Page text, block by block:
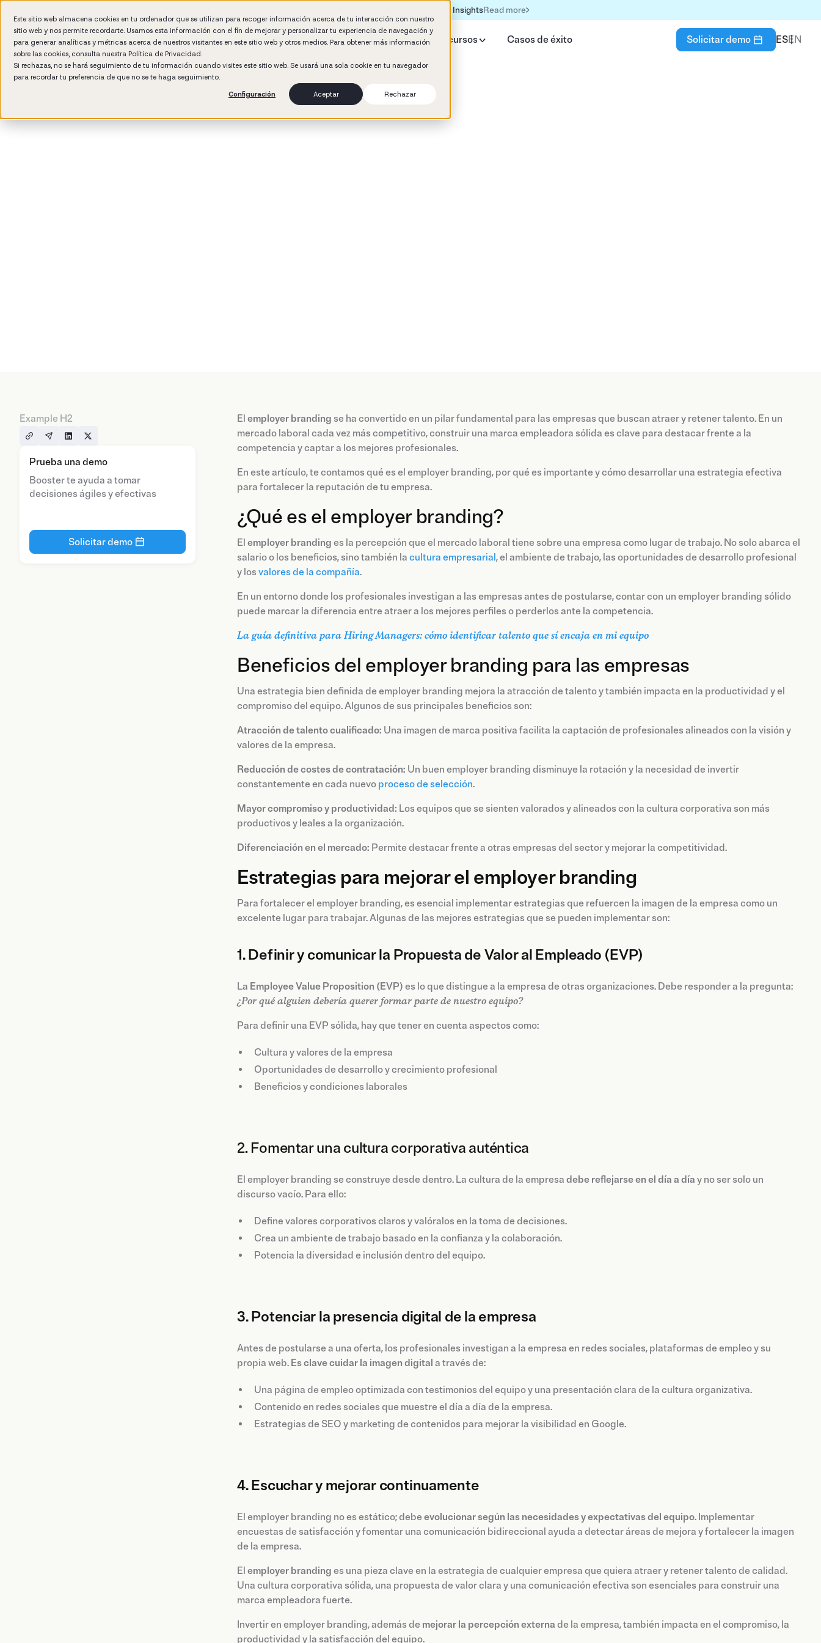
Este sitio web almacena cookies en tu ordenador que se utilizan para recoger información acerca de tu interacción con nuestro
sitio web y nos permite recordarte. Usamos esta información con el fin de mejorar y personalizar tu experiencia de navegación y
para generar analíticas y métricas acerca de nuestros visitantes en este sitio web y otros medios. Para obtener más información
sobre las cookies, consulta nuestra Política de Privacidad.
Si rechazas, no se hará seguimiento de tu información cuando visites este sitio web. Se usará una sola cookie en tu navegador
para recordar tu preferencia de que no se te haga seguimiento.
Configuración
Aceptar Rechazar
Formación IA para empresas | Booster AI InsightsRead more
Por qué Booster IA HR Estudio Recursos Casos de éxito Solicitar demo ESEN
Example H2
Prueba una demo
Booster te ayuda a tomar
decisiones ágiles y efectivas
Solicitar demo
El employer branding se ha convertido en un pilar fundamental para las empresas que buscan atraer y retener talento. En un
mercado laboral cada vez más competitivo, construir una marca empleadora sólida es clave para destacar frente a la
competencia y captar a los mejores profesionales.
En este artículo, te contamos qué es el employer branding, por qué es importante y cómo desarrollar una estrategia efectiva
para fortalecer la reputación de tu empresa.
¿Qué es el employer branding?
El employer branding es la percepción que el mercado laboral tiene sobre una empresa como lugar de trabajo. No solo abarca el
salario o los beneficios, sino también la cultura empresarial, el ambiente de trabajo, las oportunidades de desarrollo profesional
y los valores de la compañía.
En un entorno donde los profesionales investigan a las empresas antes de postularse, contar con un employer branding sólido
puede marcar la diferencia entre atraer a los mejores perfiles o perderlos ante la competencia.
La guía definitiva para Hiring Managers: cómo identificar talento que sí encaja en mi equipo
Beneficios del employer branding para las empresas
Una estrategia bien definida de employer branding mejora la atracción de talento y también impacta en la productividad y el
compromiso del equipo. Algunos de sus principales beneficios son:
Atracción de talento cualificado: Una imagen de marca positiva facilita la captación de profesionales alineados con la visión y
valores de la empresa.
Reducción de costes de contratación: Un buen employer branding disminuye la rotación y la necesidad de invertir
constantemente en cada nuevo proceso de selección.
Mayor compromiso y productividad: Los equipos que se sienten valorados y alineados con la cultura corporativa son más
productivos y leales a la organización.
Diferenciación en el mercado: Permite destacar frente a otras empresas del sector y mejorar la competitividad.
Estrategias para mejorar el employer branding
Para fortalecer el employer branding, es esencial implementar estrategias que refuercen la imagen de la empresa como un
excelente lugar para trabajar. Algunas de las mejores estrategias que se pueden implementar son:
1. Definir y comunicar la Propuesta de Valor al Empleado (EVP)
La Employee Value Proposition (EVP) es lo que distingue a la empresa de otras organizaciones. Debe responder a la pregunta:
¿Por qué alguien debería querer formar parte de nuestro equipo?
Para definir una EVP sólida, hay que tener en cuenta aspectos como:
Cultura y valores de la empresa
Oportunidades de desarrollo y crecimiento profesional
Beneficios y condiciones laborales
2. Fomentar una cultura corporativa auténtica
El employer branding se construye desde dentro. La cultura de la empresa debe reflejarse en el día a día y no ser solo un
discurso vacío. Para ello:
Define valores corporativos claros y valóralos en la toma de decisiones.
Crea un ambiente de trabajo basado en la confianza y la colaboración.
Potencia la diversidad e inclusión dentro del equipo.
3. Potenciar la presencia digital de la empresa
Antes de postularse a una oferta, los profesionales investigan a la empresa en redes sociales, plataformas de empleo y su
propia web. Es clave cuidar la imagen digital a través de:
Una página de empleo optimizada con testimonios del equipo y una presentación clara de la cultura organizativa.
Contenido en redes sociales que muestre el día a día de la empresa.
Estrategias de SEO y marketing de contenidos para mejorar la visibilidad en Google.
4. Escuchar y mejorar continuamente
El employer branding no es estático; debeevolucionar según las necesidades y expectativas del equipo. Implementar
encuestas de satisfacción y fomentar una comunicación bidireccional ayuda a detectar áreas de mejora y fortalecer la imagen
de la empresa.
El employer branding es una pieza clave en la estrategia de cualquier empresa que quiera atraer y retener talento de calidad.
Una cultura corporativa sólida, una propuesta de valor clara y una comunicación efectiva son esenciales para construir una
marca empleadora fuerte.
Invertir en employer branding, además de mejorar la percepción externa de la empresa, también impacta en el compromiso, la
productividad y la satisfacción del equipo.